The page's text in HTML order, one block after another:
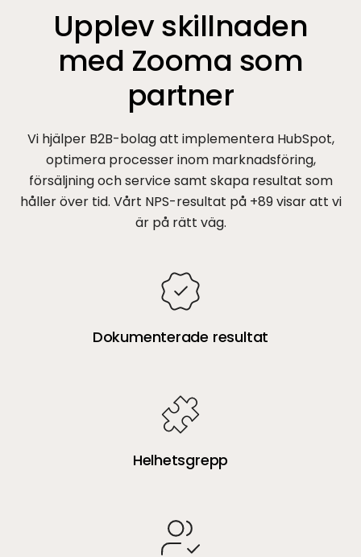
Upplev skillnaden
med Zooma som
partner
Vi hjälper B2B-bolag att implementera HubSpot,
optimera processer inom marknadsföring,
försäljning och service samt skapa resultat som
håller över tid. Vårt NPS-resultat på +89 visar att vi
är på rätt väg.
Dokumenterade resultat
Helhetsgrepp